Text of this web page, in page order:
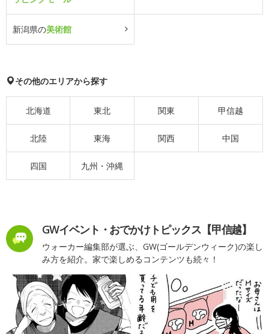
新潟県の美術館
その他のエリアから探す
北海道 東北 関東 甲信越
北陸 東海 関西 中国
四国 九州・沖縄
GWイベント・おでかけトピックス【甲信越】
ウォーカー編集部が選ぶ、GW(ゴールデンウィーク)の楽し
み方を紹介。家で楽しめるコンテンツも続々！